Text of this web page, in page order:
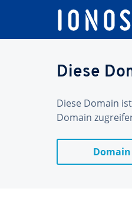
Diese
Diese Domain
Domain